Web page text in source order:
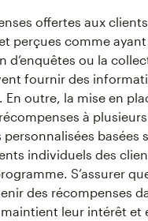
offertes aux
perçues comme ayant
d’enquêtes ou la
fournir des
En outre, la mise en
à
basées
individuels des
S’assurer
des récompenses
leur intérêt et